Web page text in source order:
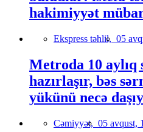
hakimiyyət
Ekspress təhlil, 05
Metroda 10 aylıq
hazırlaşır, bəs
yükünü necə
Cəmiyyət, 05 avqust,